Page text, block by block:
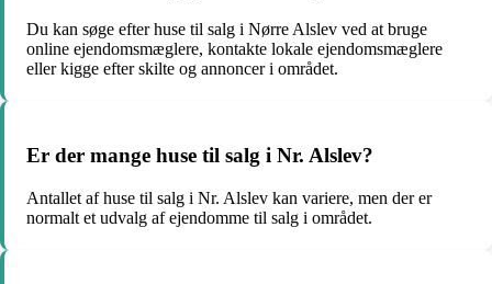
Du kan søge efter huse til salg i Nørre Alslev ved at bruge
online ejendomsmæglere, kontakte lokale ejendomsmæglere
eller kigge efter skilte og annoncer i området.
Er der mange huse til salg i Nr. Alslev?
Antallet af huse til salg i Nr. Alslev kan variere, men der er
normalt et udvalg af ejendomme til salg i området.